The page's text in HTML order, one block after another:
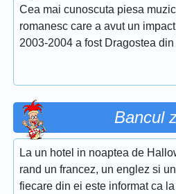
Cea mai cunoscuta piesa
romanesc care a avut un
2003-2004 a fost Dragostea din
Bancul
La un hotel in noaptea de
rand un francez, un englez si
fiecare din ei este informat ca